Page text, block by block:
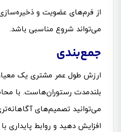
از فرم‌های عضویت و
می‌تواند شروع مناسبی باشد.
جمع‌بندی
ارزش طول عمر مشتری یک
می‌توانید تصمیم‌های
افزایش دهید و روابط پایداری